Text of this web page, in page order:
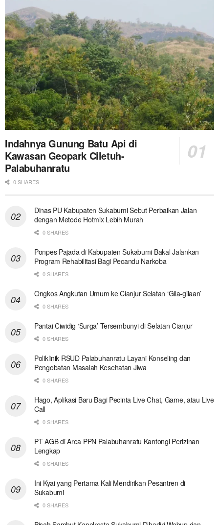
Indahnya Gunung Batu Api di
Kawasan Geopark Ciletuh-
Palabuhanratu
0 SHARES
Dinas PU Kabupaten Sukabumi Sebut Perbaikan Jalan
dengan Metode Hotmix Lebih Murah
0 SHARES
Ponpes Pajada di Kabupaten Sukabumi Bakal Jalankan
Program Rehabilitasi Bagi Pecandu Narkoba
0 SHARES
Ongkos Angkutan Umum ke Cianjur Selatan ‘Gila-gilaan’
0 SHARES
Pantai Ciwidig ‘Surga’ Tersembunyi di Selatan Cianjur
0 SHARES
Poliklinik RSUD Palabuhanratu Layani Konseling dan
Pengobatan Masalah Kesehatan Jiwa
0 SHARES
Hago, Aplikasi Baru Bagi Pecinta Live Chat, Game, atau Live
Call
0 SHARES
PT AGB di Area PPN Palabuhanratu Kantongi Perizinan
Lengkap
0 SHARES
Ini Kyai yang Pertama Kali Mendirikan Pesantren di
Sukabumi
0 SHARES